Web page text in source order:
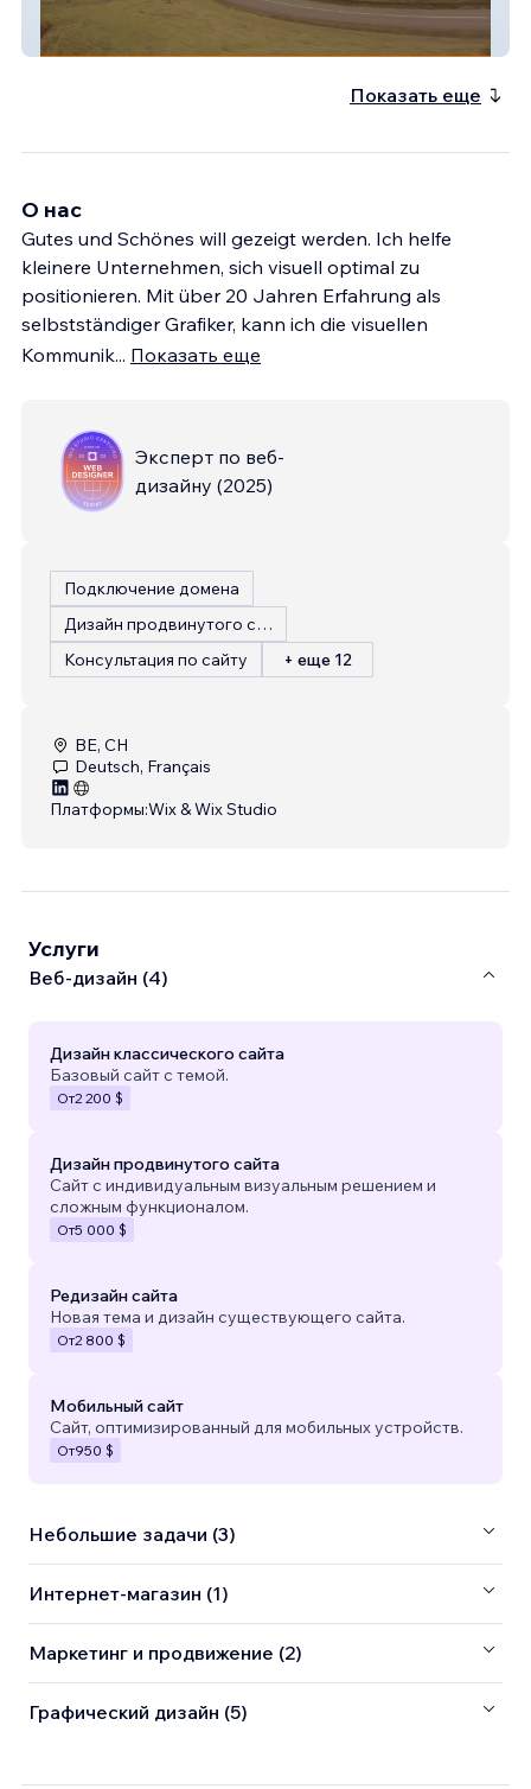
Jutzi Motorsport
Показать еще
О нас
Gutes und Schönes will gezeigt werden. Ich helfe
kleinere Unternehmen, sich visuell optimal zu
positionieren. Mit über 20 Jahren Erfahrung als
selbstständiger Grafiker, kann ich die visuellen
Kommunik... Показать еще
Эксперт по веб-
дизайну (2025)
Подключение домена
Дизайн продвинутого сайта
Консультация по сайту
+ еще 12
BE, CH
Deutsch, Français
Платформы:Wix & Wix Studio
Услуги
Веб-дизайн (4)
Дизайн классического сайта
Базовый сайт с темой.
От2 200 $
Дизайн продвинутого сайта
Сайт с индивидуальным визуальным решением и
сложным функционалом.
От5 000 $
Редизайн сайта
Новая тема и дизайн существующего сайта.
От2 800 $
Мобильный сайт
Сайт, оптимизированный для мобильных устройств.
От950 $
Небольшие задачи (3)
Интернет-магазин (1)
Маркетинг и продвижение (2)
Графический дизайн (5)